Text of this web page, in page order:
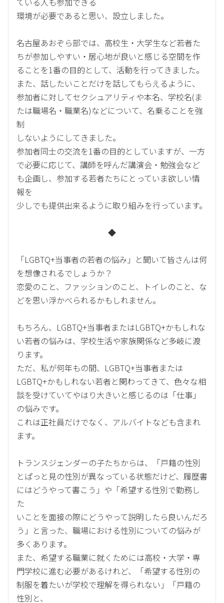
環境が必要であると思い、設立しました。
名古屋あおぞら部では、高校生・大学生など若者た
ちが参加しやすい・居心地が良いと感じる空間を作
ることを1番の目的として、活動を行ってきました。
また、話したいことだけを話してもらえるように、
参加者に対してセクシュアリティや本名、学校名(ま
たは職場名・職業名)などについて、名乗ることを強
制
しないようにしてきました。
参加者同士の交流を1番の目的としていますが、一方
で必要に応じて、講師を呼んだ講演会・勉強会など
も企画し、参加する若者たちにとっていま欲しい情
報を
少しでも提供出来るように取り組みを行っています。
◆
「LGBTQ+当事者の若者の悩み」と聞いて皆さんは何
を想像されるでしょうか？
恋愛のこと、ファッションのこと、トイレのこと、な
どを思い浮かべられるかもしれません。
もちろん、LGBTQ+当事者またはLGBTQ+かもしれな
い若者の悩みは、学校生活や家族関係など多岐に渡
ります。
ただ、私が何年もの間、LGBTQ+当事者または
LGBTQ+かもしれない若者と関わってきて、色々な相
談を受けていてやはり大きいと感じるのは「仕事」
の悩みです。
これは正社員だけでなく、アルバイトなども含まれ
ます。
トランスジェンダーの子たちからは、「戸籍の性別
とぱっと見の性別が異なっている状態だけど、履歴書
にはどうやって書こう」や「希望する性別で勤務し
た
いことを面接の際にどうやって説明したら良いんだろ
う」と言った、職場における性別についての悩みが
多くあります。
また、希望する職業に就くためには高校・大学・専
門学校に進む必要があるけれど、「希望する性別の
制服を着たいが学校で理解を得られない」「戸籍の
性別と、